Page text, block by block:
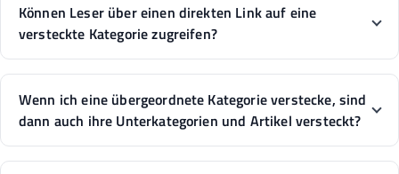
Können Leser über einen direkten Link auf eine
versteckte Kategorie zugreifen?
Wenn ich eine übergeordnete Kategorie verstecke, sind
dann auch ihre Unterkategorien und Artikel versteckt?